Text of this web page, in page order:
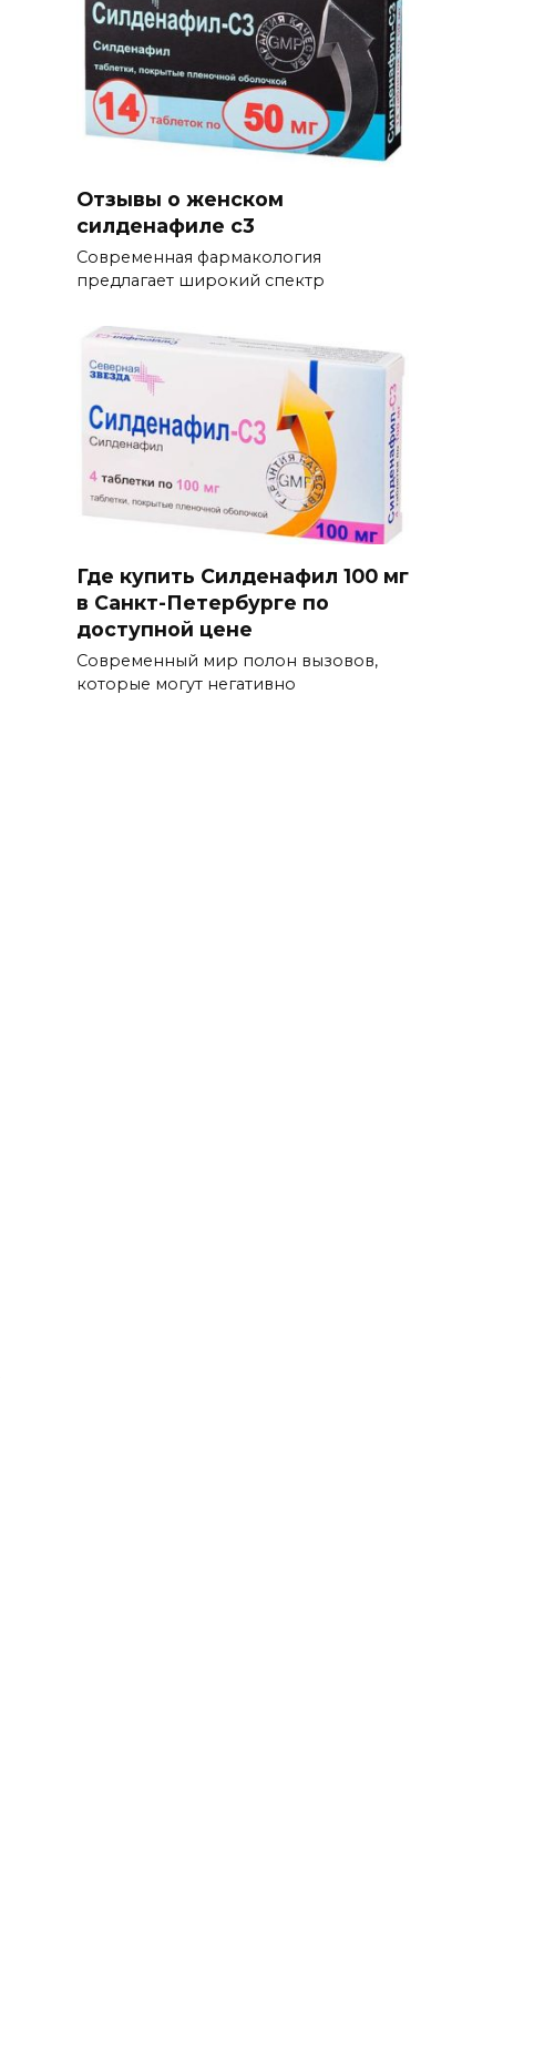
Отзывы о женском
силденафиле с3
Современная фармакология
предлагает широкий спектр
Где купить Силденафил 100 мг
в Санкт-Петербурге по
доступной цене
Современный мир полон вызовов,
которые могут негативно